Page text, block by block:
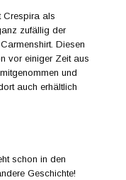
Crespira als
zufällig der
Diesen
vor einiger Zeit aus
mitgenommen und
auch erhältlich
schon in den
Geschichte!